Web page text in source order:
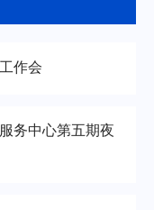
作会
务中心第五期夜